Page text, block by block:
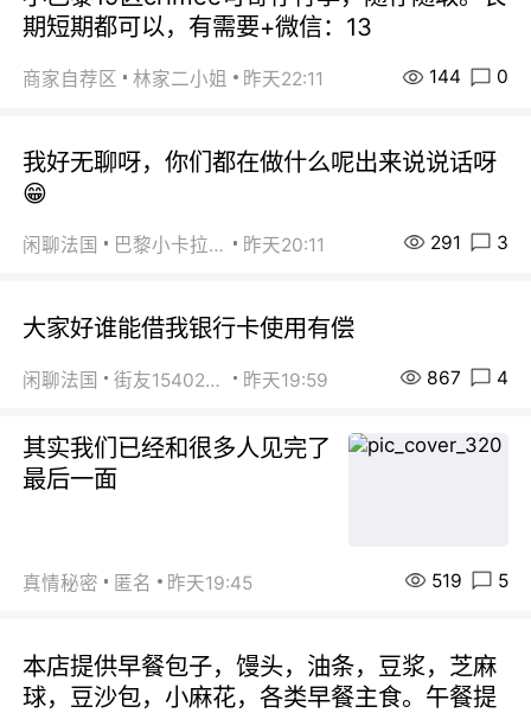
期短期都可以，有需要+微信：13
商家自荐区 林家二小姐 昨天22:11 144 0
我好无聊呀，你们都在做什么呢出来说说话呀
😁
闲聊法国 巴黎小卡拉咪 昨天20:11 291 3
大家好谁能借我银行卡使用有偿
闲聊法国 街友15402223 昨天19:59 867 4
其实我们已经和很多人见完了
最后一面
真情秘密 匿名 昨天19:45 519 5
本店提供早餐包子，馒头，油条，豆浆，芝麻
球，豆沙包，小麻花，各类早餐主食。午餐提